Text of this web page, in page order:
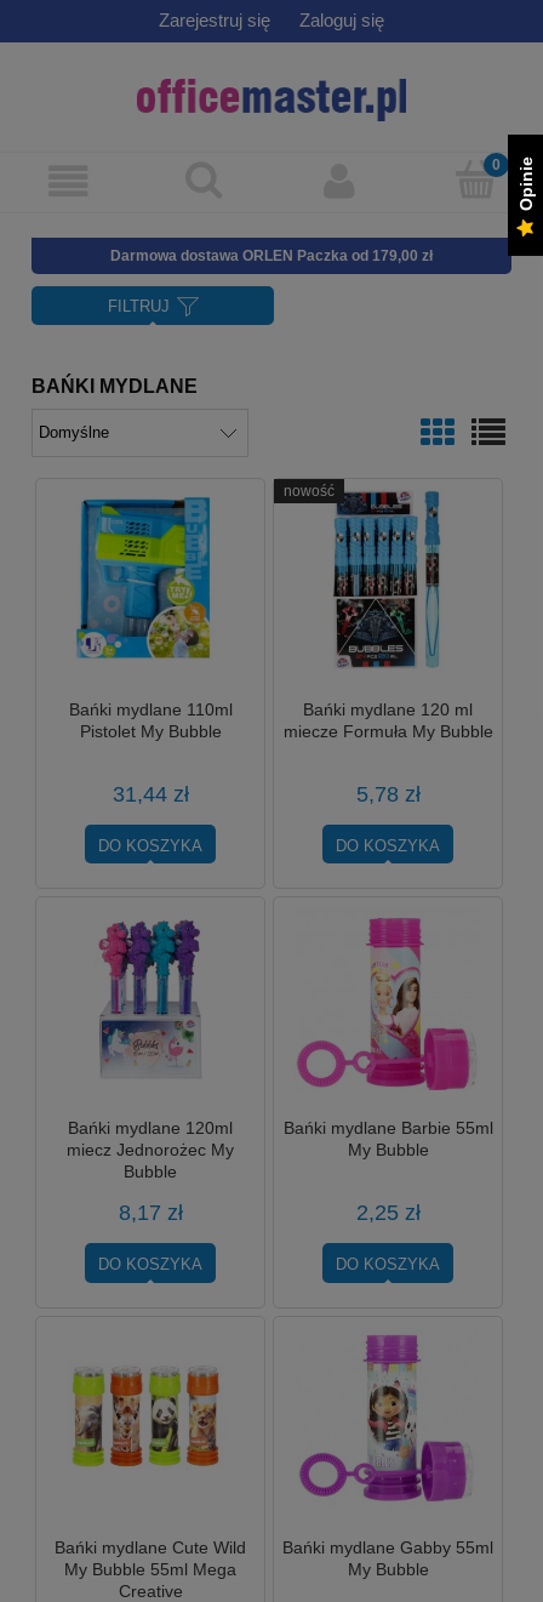
Zarejestruj się Zaloguj się
Darmowa dostawa ORLEN Paczka od 179,00 zł
FILTRUJ
BAŃKI MYDLANE
Bańki mydlane 110ml
Pistolet My Bubble
31,44 zł
DO KOSZYKA
Bańki mydlane 120 ml
miecze Formuła My Bubble
5,78 zł
DO KOSZYKA
nowość
Bańki mydlane 120ml
miecz Jednorożec My
Bubble
8,17 zł
DO KOSZYKA
Bańki mydlane Barbie 55ml
My Bubble
2,25 zł
DO KOSZYKA
Bańki mydlane Cute Wild
My Bubble 55ml Mega
Creative
Bańki mydlane Gabby 55ml
My Bubble
Opinie